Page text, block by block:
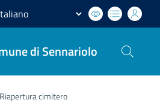
di Sennariolo
Riapertura cimitero